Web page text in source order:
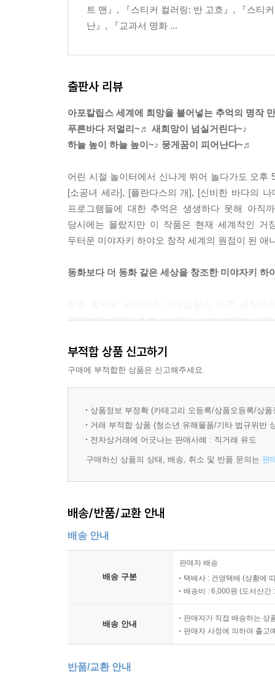
트 맨』, 『스티커 컬러링: 반 고흐』, 『스티
난』, 『교과서 명화 ...
출판사 리뷰
아포칼립스 세계에 희망을 불어넣는 추억의 명작
푸른바다 저멀리~♬ 새희망이 넘실거린다~♪
하늘 높이 하늘 높이~♪ 뭉게꿈이 피어난다~♬
어린 시절 놀이터에서 신나게 뛰어 놀다가도 오후
[소공녀 세라], [플란다스의 개], [신비한 바다의
프로그램들에 대한 추억은 생생하다 못해 아직
당시에는 몰랐지만 이 작품은 현재 세계적인 거
두터운 미야자키 하야오 창작 세계의 원점이 된 애
동화보다 더 동화 같은 세상을 창조한 미야자키 하
2028년을 배경으로 한 이야기다. 애니메이션 제
세상이다. 당시 우주선을 타고 탈출하려다 실패
사망하고, 마지막으로 그 섬에는 할아버지와 그사
[미래소년 코난]은 1978년 일본 방송국 NHK에
시리즈이기도 하다. 셀 애니메이션이란, 셀룰
움직임을 만드는 애니메이션 제작의 한 기법인데
놀랍게도 [미래소년 코난]은 미야자키 하야오의
이지만 그렇다고 모든 내용을 그대로 옮겨온 것
하야오 감독은 소설 속의 폭력성이나 비극적 미
방영되었고, MBC에서 방영할 당시의 오프닝이
부적합 상품 신고하기
구매에 부적합한 상품은 신고해주세요.
상품정보 부정확 (카테고리 오등록/상품오등록/상
거래 부적합 상품 (청소년 유해물품/기타 법규위반
전자상거래에 어긋나는 판매사례 : 직거래 유도
구매하신 상품의 상태, 배송, 취소 및 반품 문의는 판
배송/반품/교환 안내
배송 안내
배송 구분
판매자 배송
택배사 : 건영택배 (상황에
배송비 : 6,000원 (도서산간
배송 안내
판매자가 직접 배송하는 상
판매자 사정에 의하여 출고
반품/교환 안내